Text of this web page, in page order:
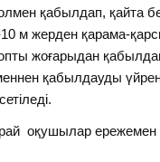
қабылдап, қайта
м жерден қарама-
жоғарыдан
қабылдауды
оқушылар ережемен